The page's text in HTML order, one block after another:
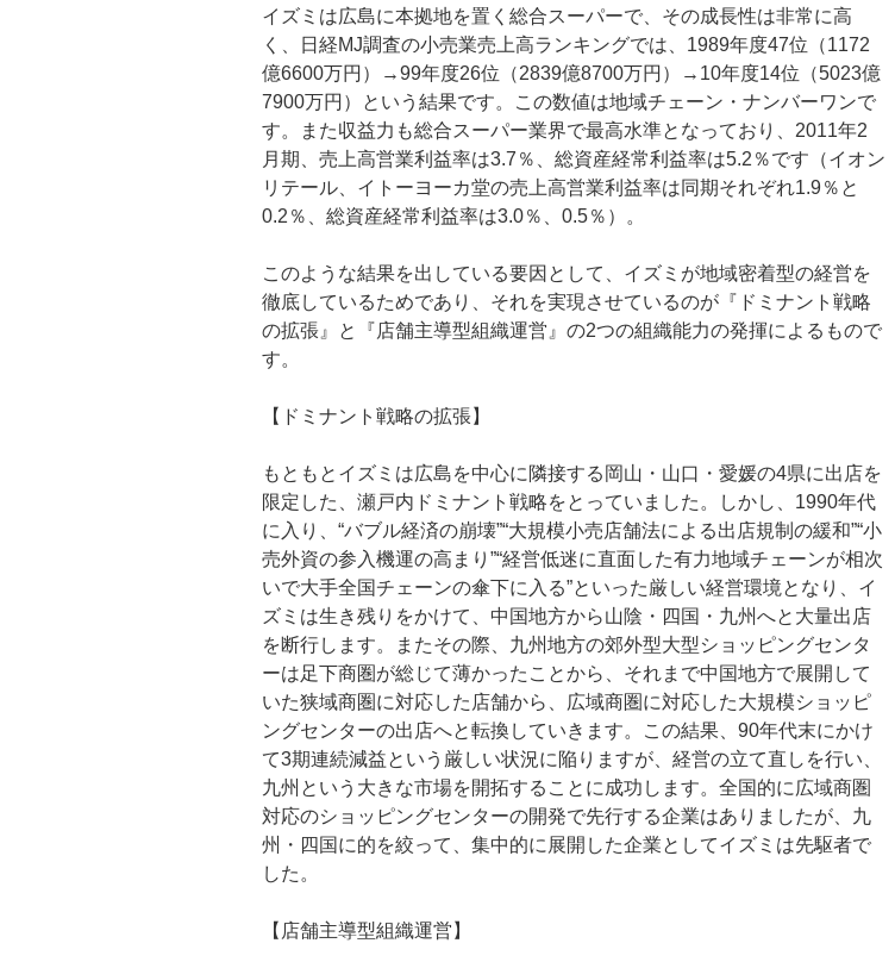
イズミは広島に本拠地を置く総合スーパーで、その成長性は非常に高
く、日経MJ調査の小売業売上高ランキングでは、1989年度47位（1172
億6600万円）→99年度26位（2839億8700万円）→10年度14位（5023億
7900万円）という結果です。この数値は地域チェーン・ナンバーワンで
す。また収益力も総合スーパー業界で最高水準となっており、2011年2
月期、売上高営業利益率は3.7％、総資産経常利益率は5.2％です（イオン
リテール、イトーヨーカ堂の売上高営業利益率は同期それぞれ1.9％と
0.2％、総資産経常利益率は3.0％、0.5％）。
このような結果を出している要因として、イズミが地域密着型の経営を
徹底しているためであり、それを実現させているのが『ドミナント戦略
の拡張』と『店舗主導型組織運営』の2つの組織能力の発揮によるもので
す。
【ドミナント戦略の拡張】
もともとイズミは広島を中心に隣接する岡山・山口・愛媛の4県に出店を
限定した、瀬戸内ドミナント戦略をとっていました。しかし、1990年代
に入り、“バブル経済の崩壊”“大規模小売店舗法による出店規制の緩和”“小
売外資の参入機運の高まり”“経営低迷に直面した有力地域チェーンが相次
いで大手全国チェーンの傘下に入る”といった厳しい経営環境となり、イ
ズミは生き残りをかけて、中国地方から山陰・四国・九州へと大量出店
を断行します。またその際、九州地方の郊外型大型ショッピングセンタ
ーは足下商圏が総じて薄かったことから、それまで中国地方で展開して
いた狭域商圏に対応した店舗から、広域商圏に対応した大規模ショッピ
ングセンターの出店へと転換していきます。この結果、90年代末にかけ
て3期連続減益という厳しい状況に陥りますが、経営の立て直しを行い、
九州という大きな市場を開拓することに成功します。全国的に広域商圏
対応のショッピングセンターの開発で先行する企業はありましたが、九
州・四国に的を絞って、集中的に展開した企業としてイズミは先駆者で
した。
【店舗主導型組織運営】